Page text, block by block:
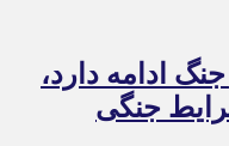
ادامه دارد،
جنگی